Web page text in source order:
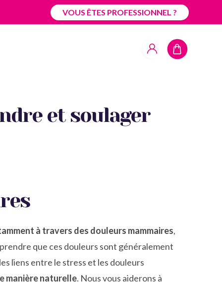
VOUS ÊTES PROFESSIONNEL ?
et soulager
à travers des douleurs mammaires,
que ces douleurs sont généralement
liens entre le stress et les douleurs
manière naturelle. Nous vous aiderons à